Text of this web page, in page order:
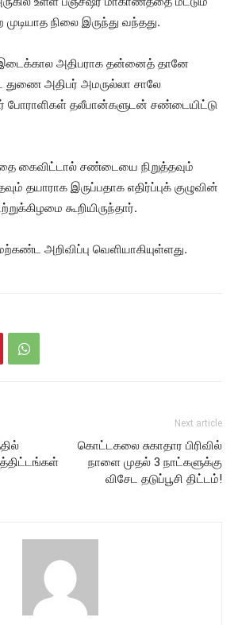
நிலை இருந்து வந்தது.
அதிபராக தன்னைத் தானே
அதிபர் அமருல்லா சாலே
தலீபான்களுடன் சண்டையிட்டு
கைவிட்டால் சண்டையை நிறுத்தவும்
தயாராக இருப்பதாக எதிர்ப்புக் குழுவின்
கூறியிருந்தார்.
அறிவிப்பு வெளியாகியுள்ளது.
Next article
கொட்டகலை சுகாதார பிரிவில்
நாளை முதல் 3 நாட்களுக்கு
விசேட தடுப்பூசி திட்டம்!